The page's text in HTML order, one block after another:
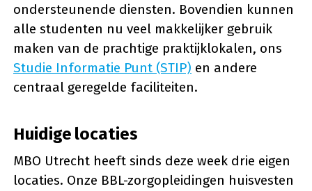
ondersteunende diensten. Bovendien kunnen
alle studenten nu veel makkelijker gebruik
maken van de prachtige praktijklokalen, ons
Studie Informatie Punt (STIP) en andere
centraal geregelde faciliteiten.
Huidige locaties
MBO Utrecht heeft sinds deze week drie eigen
locaties. Onze BBL-zorgopleidingen huisvesten